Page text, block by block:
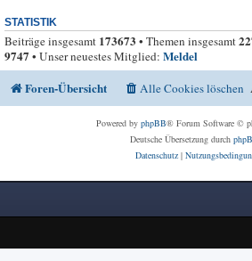
STATISTIK
Beiträge insgesamt 173673 • Themen insgesamt
9747• Unser neuestes Mitglied: Meldel
Foren-Übersicht
Alle Cookies löschen
Powered by phpBB® Forum Software ©
Deutsche Übersetzung durch
Datenschutz|